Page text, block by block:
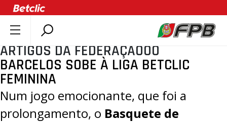
SOBRE A FPB
DOCUMENTOS
ÚLTIMAS
COMPETIÇÕES
ARTIGOS DA FEDERAÇÃOOO
BARCELOS SOBE À LIGA BETCLIC
FEMININA
Num jogo emocionante, que foi a
prolongamento, o Basquete de